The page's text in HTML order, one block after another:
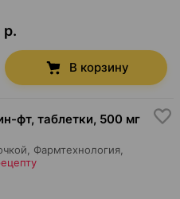
р.
В корзину
фт, таблетки, 500 мг
Фармтехнология